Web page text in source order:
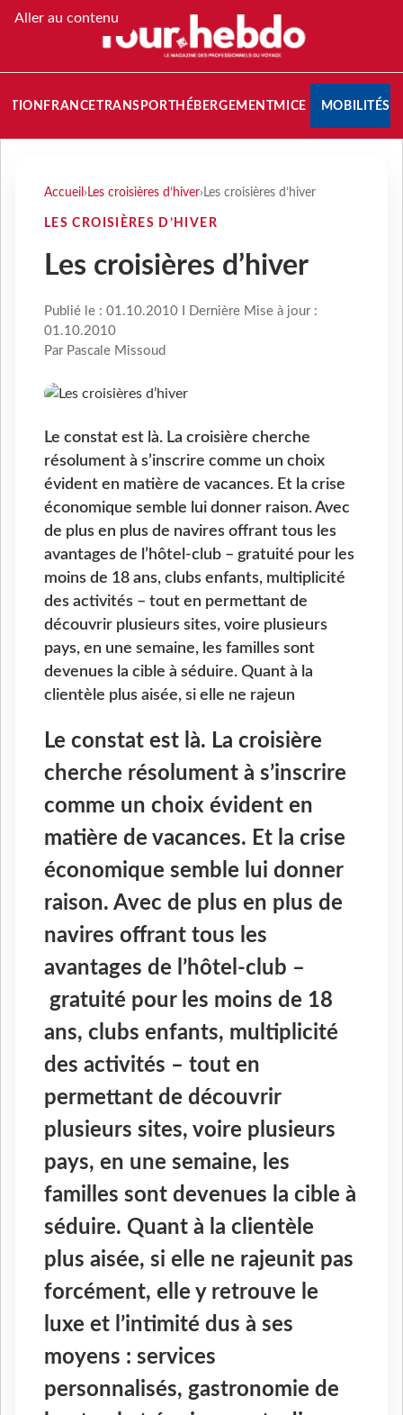
Aller au contenu
FRANCETRANSPORT HÉBERGEMENTMICE MOBILITÉS
Accueil › Les croisières d’hiver› Les croisières d’hiver
LES CROISIÈRES D’HIVER
Les croisières d’hiver
Publié le : 01.10.2010 I Dernière Mise à jour :
01.10.2010
Par Pascale Missoud
Le constat est là. La croisière cherche
résolument à s’inscrire comme un choix
évident en matière de vacances. Et la crise
économique semble lui donner raison. Avec
de plus en plus de navires offrant tous les
avantages de l’hôtel-club – gratuité pour les
moins de 18 ans, clubs enfants, multiplicité
des activités – tout en permettant de
découvrir plusieurs sites, voire plusieurs
pays, en une semaine, les familles sont
devenues la cible à séduire. Quant à la
clientèle plus aisée, si elle ne rajeun
Le constat est là. La croisière
cherche résolument à s’inscrire
comme un choix évident en
matière de vacances. Et la crise
économique semble lui donner
raison. Avec de plus en plus de
navires offrant tous les
avantages de l’hôtel-club –
gratuité pour les moins de 18
ans, clubs enfants, multiplicité
des activités – tout en
permettant de découvrir
plusieurs sites, voire plusieurs
pays, en une semaine, les
familles sont devenues la cible à
séduire. Quant à la clientèle
plus aisée, si elle ne rajeunit pas
forcément, elle y retrouve le
luxe et l’intimité dus à ses
moyens : services
personnalisés, gastronomie de